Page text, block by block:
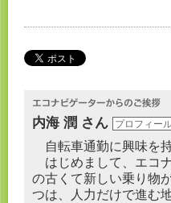
内海 潤 さん プロフィー
自転車通勤に興味を
はじめまして、エコ
の古くて新しい乗り物
つは、人力だけで進む